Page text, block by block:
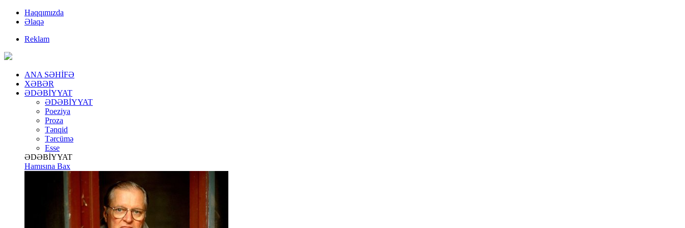
Haqqımızda
Əlaqə
Reklam
ANA SƏHİFƏ
XƏBƏR
ƏDƏBİYYAT
ƏDƏBİYYAT
Poeziya
Proza
Tənqid
Tərcümə
Esse
ƏDƏBİYYAT
Hamısına Bax